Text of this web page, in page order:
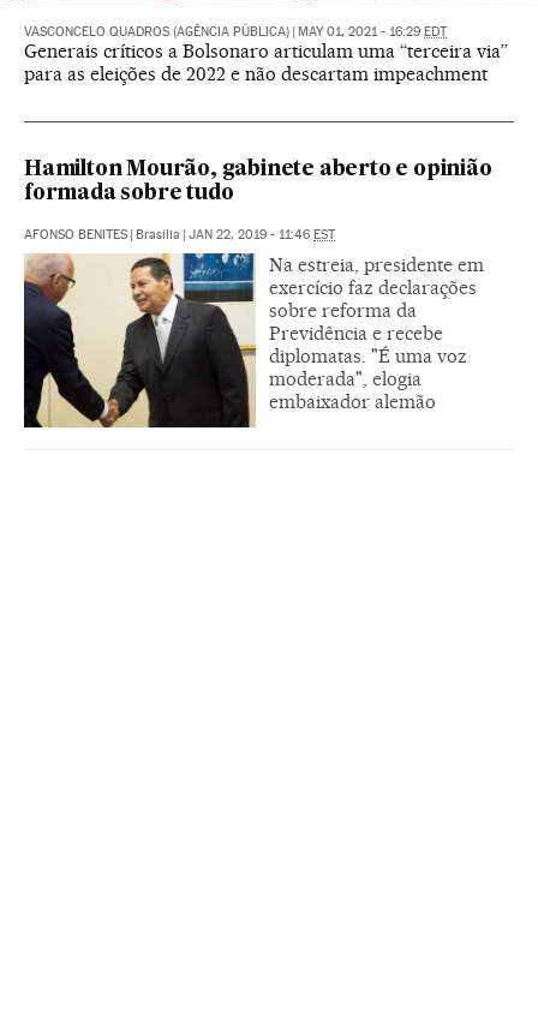
VASCONCELO QUADROS (AGÊNCIA PÚBLICA) MAY 01, 2021 - 16:29 EDT
Generais críticos a Bolsonaro articulam uma “terceira via”
para as eleições de 2022 e não descartam impeachment
Hamilton Mourão, gabinete aberto e opinião
formada sobre tudo
AFONSO BENITES Brasília JAN 22, 2019 - 11:46 EST
Na estreia, presidente em
exercício faz declarações
sobre reforma da
Previdência e recebe
diplomatas. "É uma voz
moderada", elogia
embaixador alemão